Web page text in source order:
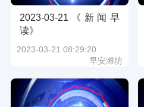
2023-03-21《新闻早
读》
2023-03-21 08:29:20
早安潍坊